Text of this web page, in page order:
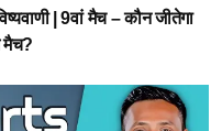
| 9वां मैच – कौन जीतेगा
मैच?